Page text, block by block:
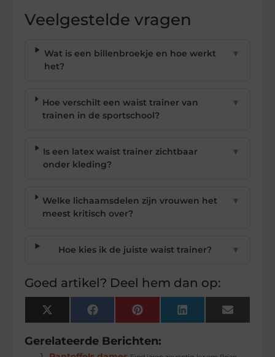
Veelgestelde vragen
Wat is een billenbroekje en hoe werkt
het?
▼
Hoe verschilt een waist trainer van
trainen in de sportschool?
▼
Is een latex waist trainer zichtbaar
onder kleding?
▼
Welke lichaamsdelen zijn vrouwen het
meest kritisch over?
▼
Hoe kies ik de juiste waist trainer? ▼
Goed artikel? Deel hem dan op:
X
(Twitter)
FacebookPinterest LinkedIn Email
Gerelateerde Berichten: